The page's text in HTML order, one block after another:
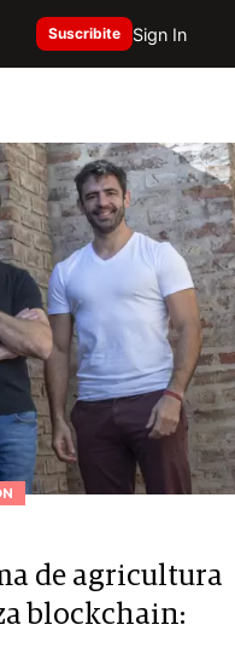
Suscribite Sign In
de agricultura
blockchain: